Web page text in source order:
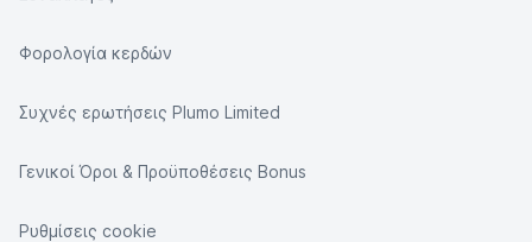
Φορολογία κερδών
Συχνές ερωτήσεις Plumo Limited
Γενικοί Όροι & Προϋποθέσεις Bonus
Ρυθμίσεις cookie